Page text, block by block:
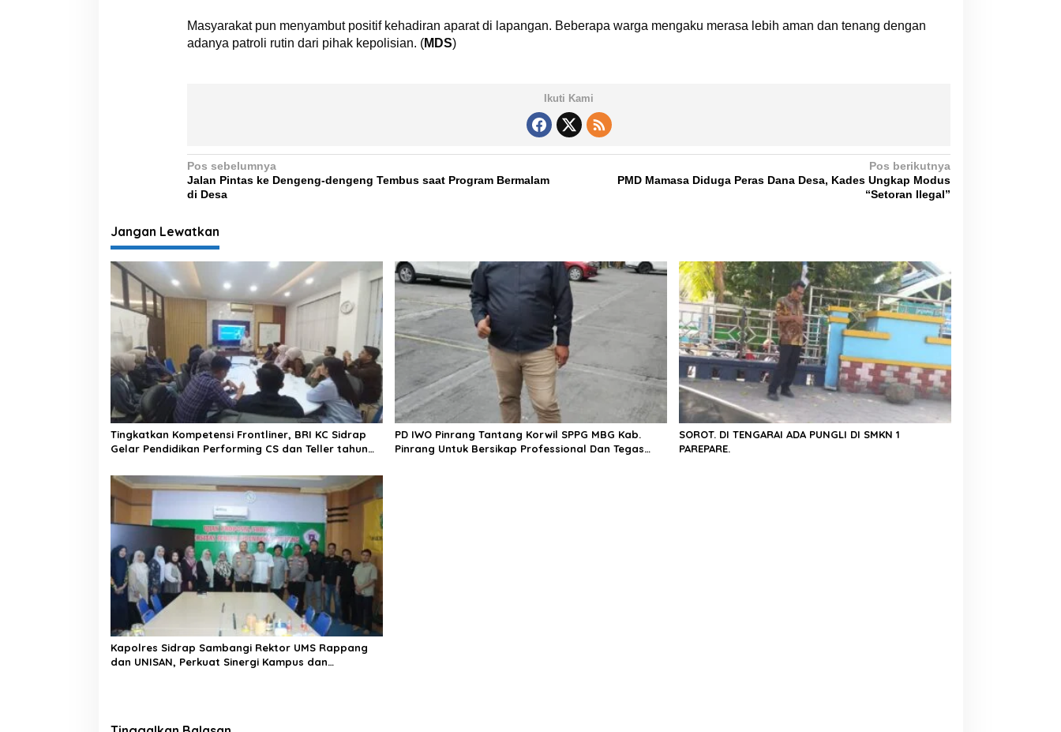
Masyarakat pun menyambut positif kehadiran aparat di lapangan. Beberapa warga mengaku merasa lebih aman dan tenang dengan
adanya patroli rutin dari pihak kepolisian. (MDS)
Ikuti Kami
N
a
i
g
a
s
p
o
s
Pos sebelumnya
Jalan Pintas ke Dengeng-dengeng Tembus saat Program Bermalam
di Desa
Pos berikutnya
PMD Mamasa Diduga Peras Dana Desa, Kades Ungkap Modus
“Setoran Ilegal”
Jangan Lewatkan
Tingkatkan Kompetensi Frontliner, BRI KC Sidrap
Gelar Pendidikan Performing CS dan Teller tahun
PD IWO Pinrang Tantang Korwil SPPG MBG Kab.
Pinrang Untuk Bersikap Professional Dan Tegas
SOROT. DI TENGARAI ADA PUNGLI DI SMKN 1
PAREPARE.
Kapolres Sidrap Sambangi Rektor UMS Rappang
dan UNISAN, Perkuat Sinergi Kampus dan